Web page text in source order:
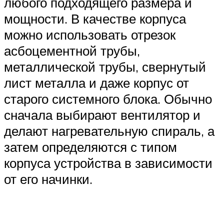
мощности. В качестве корпуса
можно использовать отрезок
асбоцементной трубы,
металлической трубы, свернутый
лист металла и даже корпус от
старого системного блока. Обычно
сначала выбирают вентилятор и
делают нагревательную спираль, а
затем определяются с типом
корпуса устройства в зависимости
от его начинки.